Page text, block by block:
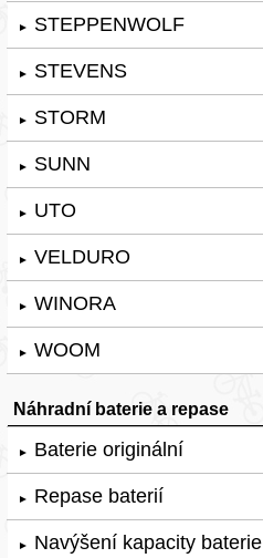
► STEPPENWOLF
► STEVENS
► STORM
► SUNN
► UTO
► VELDURO
► WINORA
► WOOM
Náhradní baterie a repase
► Baterie originální
► Repase baterií
► Navýšení kapacity baterie